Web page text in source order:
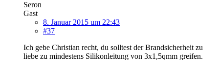
Seron
Gast
8. Januar 2015 um 22:43
#37
Ich gebe Christian recht, du solltest der Brandsicherheit zu
liebe zu mindestens Silikonleitung von 3x1,5qmm greifen.